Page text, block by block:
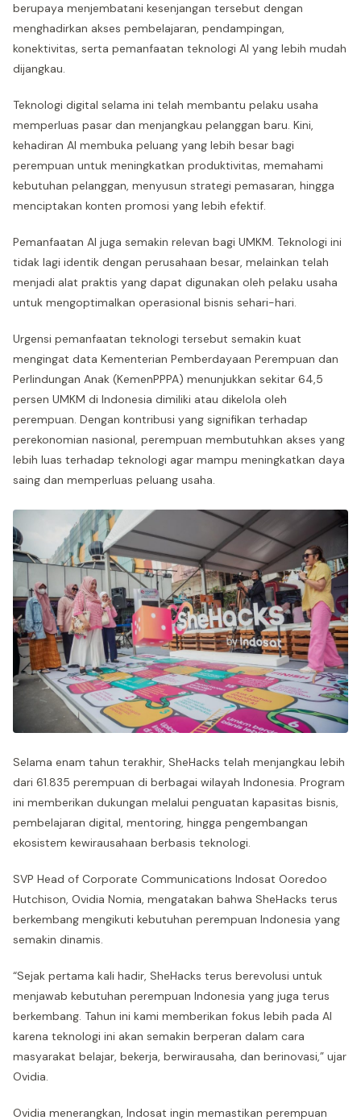
berupaya menjembatani kesenjangan tersebut dengan
menghadirkan akses pembelajaran, pendampingan,
konektivitas, serta pemanfaatan teknologi AI yang lebih mudah
dijangkau.
Teknologi digital selama ini telah membantu pelaku usaha
memperluas pasar dan menjangkau pelanggan baru. Kini,
kehadiran AI membuka peluang yang lebih besar bagi
perempuan untuk meningkatkan produktivitas, memahami
kebutuhan pelanggan, menyusun strategi pemasaran, hingga
menciptakan konten promosi yang lebih efektif.
Pemanfaatan AI juga semakin relevan bagi UMKM. Teknologi ini
tidak lagi identik dengan perusahaan besar, melainkan telah
menjadi alat praktis yang dapat digunakan oleh pelaku usaha
untuk mengoptimalkan operasional bisnis sehari-hari.
Urgensi pemanfaatan teknologi tersebut semakin kuat
mengingat data Kementerian Pemberdayaan Perempuan dan
Perlindungan Anak (KemenPPPA) menunjukkan sekitar 64,5
persen UMKM di Indonesia dimiliki atau dikelola oleh
perempuan. Dengan kontribusi yang signifikan terhadap
perekonomian nasional, perempuan membutuhkan akses yang
lebih luas terhadap teknologi agar mampu meningkatkan daya
saing dan memperluas peluang usaha.
Selama enam tahun terakhir, SheHacks telah menjangkau lebih
dari 61.835 perempuan di berbagai wilayah Indonesia. Program
ini memberikan dukungan melalui penguatan kapasitas bisnis,
pembelajaran digital, mentoring, hingga pengembangan
ekosistem kewirausahaan berbasis teknologi.
SVP Head of Corporate Communications Indosat Ooredoo
Hutchison, Ovidia Nomia, mengatakan bahwa SheHacks terus
berkembang mengikuti kebutuhan perempuan Indonesia yang
semakin dinamis.
“Sejak pertama kali hadir, SheHacks terus berevolusi untuk
menjawab kebutuhan perempuan Indonesia yang juga terus
berkembang. Tahun ini kami memberikan fokus lebih pada AI
karena teknologi ini akan semakin berperan dalam cara
masyarakat belajar, bekerja, berwirausaha, dan berinovasi,” ujar
Ovidia.
Ovidia menerangkan, Indosat ingin memastikan perempuan